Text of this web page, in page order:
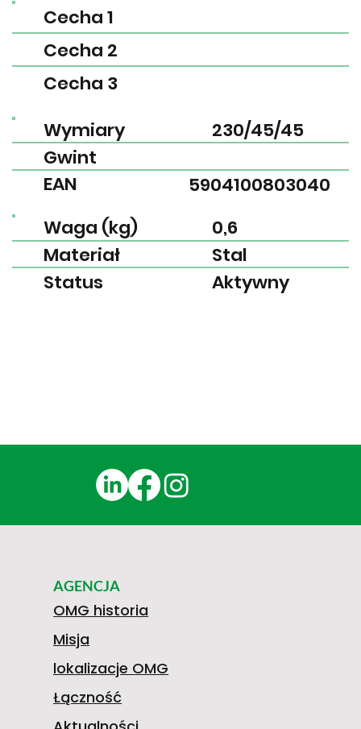
EAN
Gwint
Wymiary
5904100803040
230/45/45
Waga (kg)
Materiał
Status
0,6
Stal
Aktywny
Cecha 1
Cecha 2
Cecha 3
AGENCJA
OMG historia
Misja
lokalizacje OMG
Łączność